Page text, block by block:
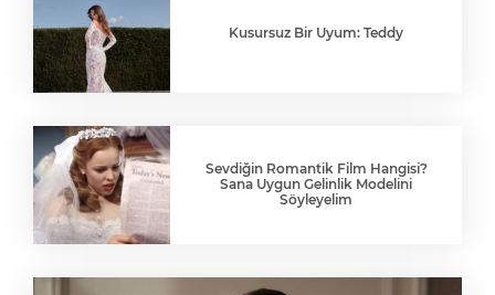
Kusursuz Bir Uyum: Teddy
Sevdiğin Romantik Film Hangisi?
Sana Uygun Gelinlik Modelini
Söyleyelim